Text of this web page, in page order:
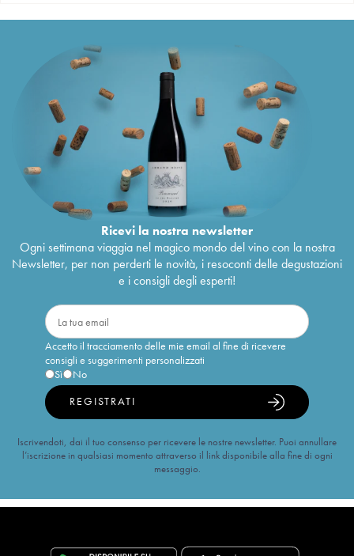
Ricevi la nostra newsletter
Ogni settimana viaggia nel magico mondo del vino con la nostra
Newsletter, per non perderti le novità, i resoconti delle degustazioni
e i consigli degli esperti!
Accetto il tracciamento delle mie email al fine di ricevere
consigli e suggerimenti personalizzati
Sì
No
REGISTRATI
Iscrivendoti, dai il tuo consenso per ricevere le nostre newsletter. Puoi annullare
l’iscrizione in qualsiasi momento attraverso il link disponibile alla fine di ogni
messaggio.